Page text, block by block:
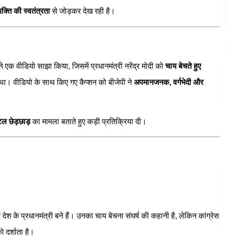
की स्वतंत्रतासे जोड़कर देख रही है।
एक वीडियो साझा किया, जिसमें प्रधानमंत्री नरेंद्र मोदी कोचाय बेचते हुए
वीडियो के साथ किए गए कैप्शन को बीजेपी नेअपमानजनक, वर्गभेदी और
छेड़छाड़का मामला बताते हुए कड़ी प्रतिक्रिया दी।
देश के प्रधानमंत्री बने हैं। उनका चाय बेचना संघर्ष की कहानी है, लेकिन कांग्रेस
है।